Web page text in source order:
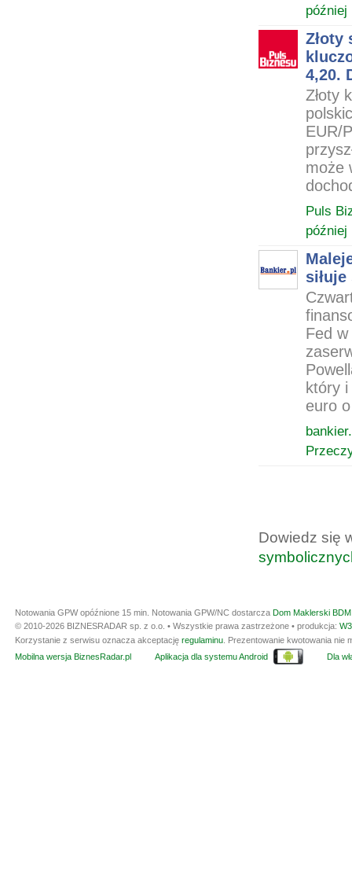
później
Złoty
4,20.
Złoty
EUR/
może
Puls
później
Fed
który i
euro
Dowiedz się
Notowania GPW opóźnione 15 min. Notowania GPW/NC dostarcza Dom Maklerski
© 2010-2026 BIZNESRADAR sp. z o.o. • Wszystkie prawa zastrzeżone • produkcja:
Korzystanie z serwisu oznacza akceptację regulaminu . Prezentowanie kwotowania
Mobilna wersja BiznesRadar.pl
Aplikacja dla systemu Android Dla